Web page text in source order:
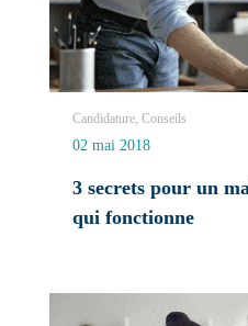
Candidature, Conseils
02 mai 2018
3 secrets pour un
qui fonctionne